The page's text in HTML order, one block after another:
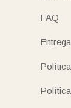
FAQ